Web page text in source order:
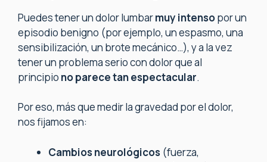
Puedes tener un dolor lumbarmuy intensopor un
episodio benigno (por ejemplo, un espasmo, una
sensibilización, un brote mecánico…), y a la vez
tener un problema serio con dolor que al
principio no parece tan espectacular.
Por eso, más que medir la gravedad por el dolor,
nos fijamos en:
Cambios neurológicos (fuerza,